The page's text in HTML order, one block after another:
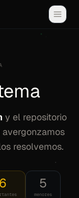
y el repositorio
avergonzamos
resolvemos.
6 5
menores